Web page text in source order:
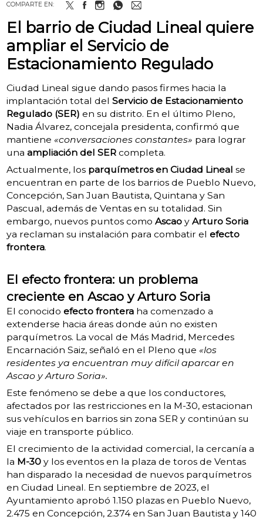
COMPARTE EN:
El barrio de Ciudad Lineal quiere
ampliar el Servicio de
Estacionamiento Regulado
Ciudad Lineal sigue dando pasos firmes hacia la
implantación total del Servicio de Estacionamiento
Regulado (SER) en su distrito. En el último Pleno,
Nadia Álvarez, concejala presidenta, confirmó que
mantiene «conversaciones constantes» para lograr
una ampliación del SERcompleta.
Actualmente, los parquímetros en Ciudad Lineal se
encuentran en parte de los barrios de Pueblo Nuevo,
Concepción, San Juan Bautista, Quintana y San
Pascual, además de Ventas en su totalidad. Sin
embargo, nuevos puntos como Ascaoy Arturo Soria
ya reclaman su instalación para combatir el efecto
frontera.
El efecto frontera: un problema
creciente en Ascao y Arturo Soria
El conocido efecto fronteraha comenzado a
extenderse hacia áreas donde aún no existen
parquímetros. La vocal de Más Madrid, Mercedes
Encarnación Saiz, señaló en el Pleno que «los
residentes ya encuentran muy difícil aparcar en
Ascao y Arturo Soria».
Este fenómeno se debe a que los conductores,
afectados por las restricciones en la M-30, estacionan
sus vehículos en barrios sin zona SER y continúan su
viaje en transporte público.
El crecimiento de la actividad comercial, la cercanía a
la M-30y los eventos en la plaza de toros de Ventas
han disparado la necesidad de nuevos parquímetros
en Ciudad Lineal. En septiembre de 2023, el
Ayuntamiento aprobó 1.150 plazas en Pueblo Nuevo,
2.475 en Concepción, 2.374 en San Juan Bautista y 140